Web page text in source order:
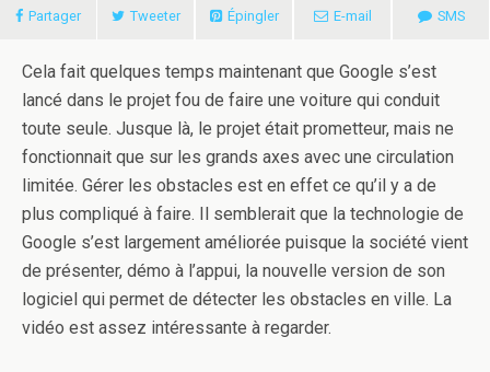
Partager Tweeter Épingler E-mail SMS
Cela fait quelques temps maintenant que Google s’est
lancé dans le projet fou de faire une voiture qui conduit
toute seule. Jusque là, le projet était prometteur, mais ne
fonctionnait que sur les grands axes avec une circulation
limitée. Gérer les obstacles est en effet ce qu’il y a de
plus compliqué à faire. Il semblerait que la technologie de
Google s’est largement améliorée puisque la société vient
de présenter, démo à l’appui, la nouvelle version de son
logiciel qui permet de détecter les obstacles en ville. La
vidéo est assez intéressante à regarder.